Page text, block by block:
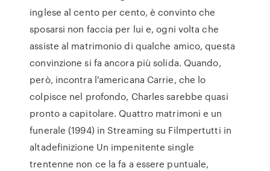
inglese al cento per cento, è convinto che
sposarsi non faccia per lui e, ogni volta che
assiste al matrimonio di qualche amico, questa
convinzione si fa ancora più solida. Quando,
però, incontra l'americana Carrie, che lo
colpisce nel profondo, Charles sarebbe quasi
pronto a capitolare. Quattro matrimoni e un
funerale (1994) in Streaming su Filmpertutti in
altadefinizione Un impenitente single
trentenne non ce la fa a essere puntuale,